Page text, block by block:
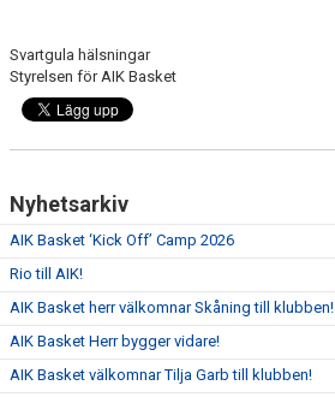
Svartgula hälsningar
Styrelsen för AIK Basket
Nyhetsarkiv
AIK Basket ‘Kick Off’ Camp 2026
Rio till AIK!
AIK Basket herr välkomnar Skåning till klubben!
AIK Basket Herr bygger vidare!
AIK Basket välkomnar Tilja Garb till klubben!